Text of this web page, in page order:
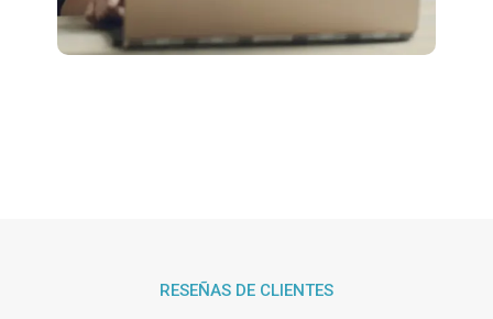
RESEÑAS DE CLIENTES